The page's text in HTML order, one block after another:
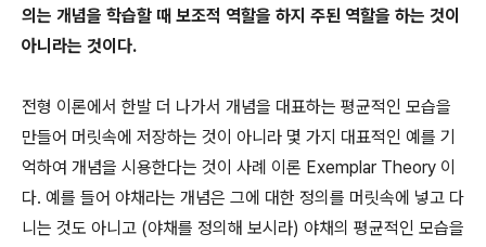
의는 개념을 학습할 때 보조적 역할을 하지 주된 역할을 하는 것이
아니라는 것이다.
전형 이론에서 한발 더 나가서 개념을 대표하는 평균적인 모습을
만들어 머릿속에 저장하는 것이 아니라 몇 가지 대표적인 예를 기
억하여 개념을 시용한다는 것이 사례 이론 Exemplar Theory 이
다. 예를 들어 야채라는 개념은 그에 대한 정의를 머릿속에 넣고 다
니는 것도 아니고 (야채를 정의해 보시라) 야채의 평균적인 모습을